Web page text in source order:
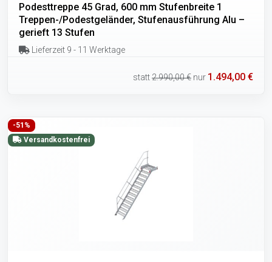
Podesttreppe 45 Grad, 600 mm Stufenbreite 1
Treppen-/Podestgeländer, Stufenausführung Alu –
gerieft 13 Stufen
Lieferzeit 9 - 11 Werktage
statt2.990,00 € nur 1.494,00 €
-51%
Versandkostenfrei